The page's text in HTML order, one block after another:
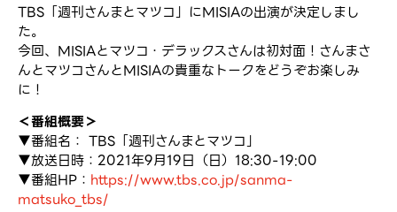
TBS「週刊さんまとマツコ」にMISIAの出演が決定しまし
た。
今回、MISIAとマツコ・デラックスさんは初対面！さんまさ
んとマツコさんとMISIAの貴重なトークをどうぞお楽しみ
に！
＜番組概要＞
▼番組名： TBS「週刊さんまとマツコ」
▼放送日時：2021年9月19日（日）18:30-19:00
▼番組HP： https://www.tbs.co.jp/sanma-
matsuko_tbs/